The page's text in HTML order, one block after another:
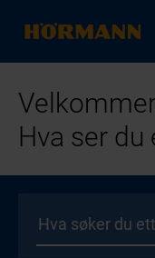
Hva ser du